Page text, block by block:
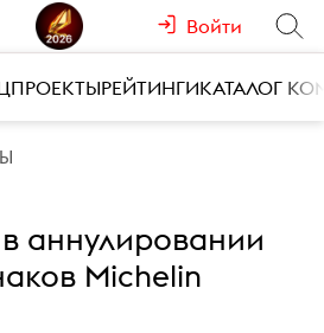
Войти
РЕЙТИНГИКАТАЛОГ
в аннулировании
Michelin